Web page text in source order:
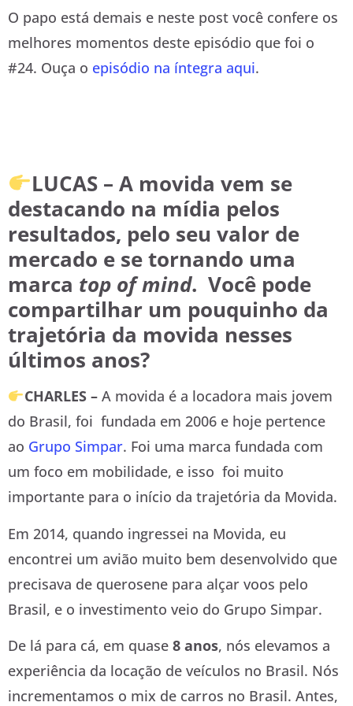
O papo está demais e neste post você confere os
melhores momentos deste episódio que foi o
#24. Ouça o episódio na íntegra aqui.
LUCAS – A movida vem se
destacando na mídia pelos
resultados, pelo seu valor de
mercado e se tornando uma
marca top of mind. Você pode
compartilhar um pouquinho da
trajetória da movida nesses
últimos anos?
CHARLES –A movida é a locadora mais jovem
do Brasil, foi fundada em 2006 e hoje pertence
ao Grupo Simpar. Foi uma marca fundada com
um foco em mobilidade, e isso foi muito
importante para o início da trajetória da Movida.
Em 2014, quando ingressei na Movida, eu
encontrei um avião muito bem desenvolvido que
precisava de querosene para alçar voos pelo
Brasil, e o investimento veio do Grupo Simpar.
De lá para cá, em quase 8 anos, nós elevamos a
experiência da locação de veículos no Brasil. Nós
incrementamos o mix de carros no Brasil. Antes,